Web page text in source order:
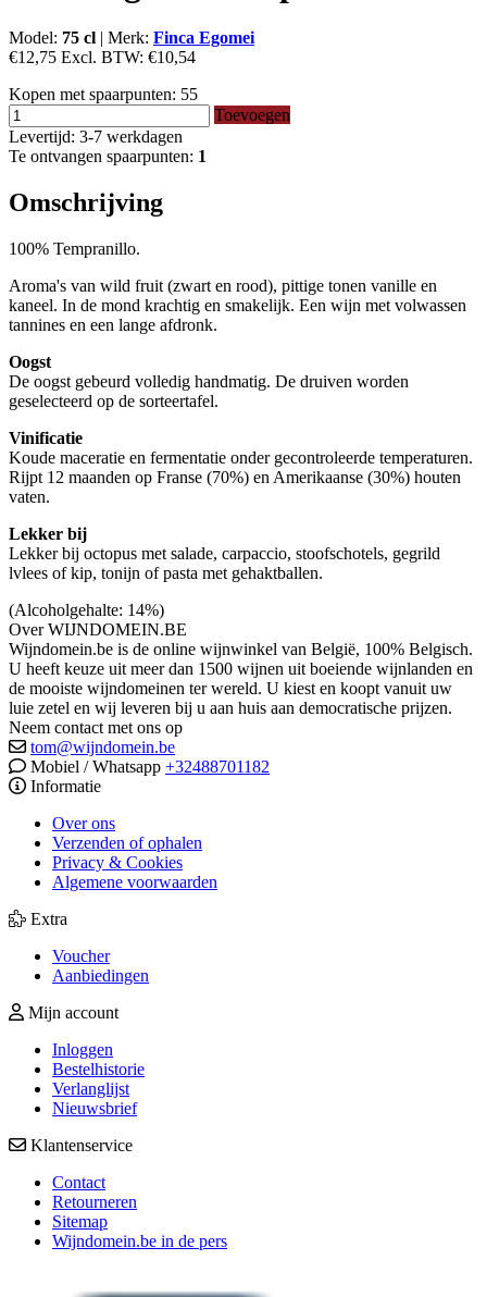
Model: 75 cl | Merk: Finca Egomei
€12,75 Excl. BTW: €10,54
Kopen met spaarpunten: 55
Toevoegen
Levertijd: 3-7 werkdagen
Te ontvangen spaarpunten: 1
Omschrijving
100% Tempranillo.
Aroma's van wild fruit (zwart en rood), pittige tonen vanille en
kaneel. In de mond krachtig en smakelijk. Een wijn met volwassen
tannines en een lange afdronk.
Oogst
De oogst gebeurd volledig handmatig. De druiven worden
geselecteerd op de sorteertafel.
Vinificatie
Koude maceratie en fermentatie onder gecontroleerde temperaturen.
Rijpt 12 maanden op Franse (70%) en Amerikaanse (30%) houten
vaten.
Lekker bij
Lekker bij octopus met salade, carpaccio, stoofschotels, gegrild
lvlees of kip, tonijn of pasta met gehaktballen.
(Alcoholgehalte: 14%)
Over WIJNDOMEIN.BE
Wijndomein.be is de online wijnwinkel van België, 100% Belgisch.
U heeft keuze uit meer dan 1500 wijnen uit boeiende wijnlanden en
de mooiste wijndomeinen ter wereld. U kiest en koopt vanuit uw
luie zetel en wij leveren bij u aan huis aan democratische prijzen.
Neem contact met ons op
tom@wijndomein.be
Mobiel / Whatsapp +32488701182
Informatie
Over ons
Verzenden of ophalen
Privacy & Cookies
Algemene voorwaarden
Extra
Voucher
Aanbiedingen
Mijn account
Inloggen
Bestelhistorie
Verlanglijst
Nieuwsbrief
Klantenservice
Contact
Retourneren
Sitemap
Wijndomein.be in de pers